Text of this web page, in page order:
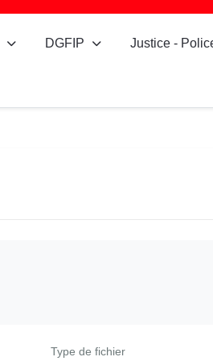
DGFIP Justice -
Type de fichier